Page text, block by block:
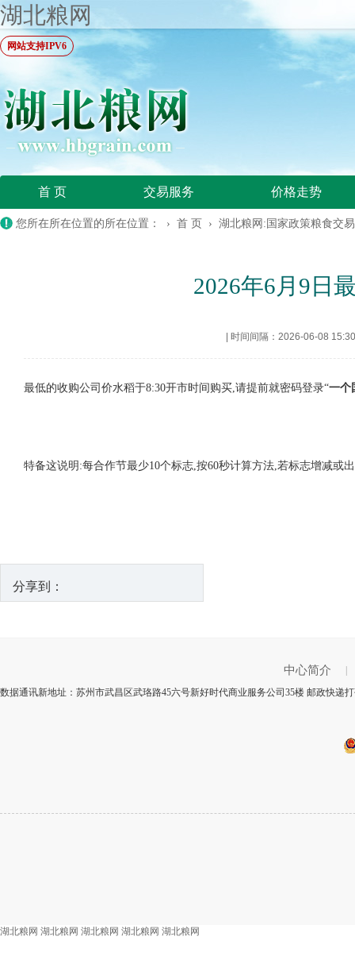
湖北粮网
网站支持IPV6
首 页 交易服务 价格走势
您所在所在位置的所在位置： › 首 页 › 湖北粮网:国家政策粮食交
2026年6月9日
时间间隔：2026-06-08 15:30
最低的收购公司价水稻于8:30开市时间购买,请提前就密码登录“一个
特备这说明:每合作节最少10个标志,按60秒计算方法,若标志增减或
分享到：
中心简介
数据通讯新地址：苏州市武昌区武珞路45六号新好时代商业服务公司35楼 邮政快递
湖北粮网 湖北粮网 湖北粮网 湖北粮网 湖北粮网